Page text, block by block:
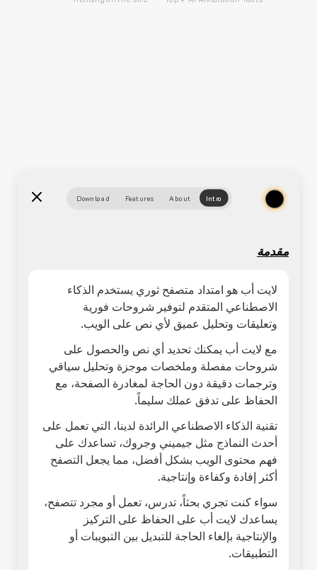
Intro
About
Features
Download
مقدمة
لايت أب هو امتداد متصفح ثوري يستخدم الذكاء
الاصطناعي المتقدم لتوفير شروحات فورية
وتعليقات وتحليل عميق لأي نص على الويب.
مع لايت أب يمكنك تحديد أي نص والحصول على
شروحات مفصلة وملخصات موجزة وتحليل سياقي
وترجمات دقيقة دون الحاجة لمغادرة الصفحة، مع
الحفاظ على تدفق عملك سليماً.
تقنية الذكاء الاصطناعي الرائدة لدينا، التي تعمل على
أحدث النماذج مثل جيميني وجروك، تساعدك على
فهم محتوى الويب بشكل أفضل، مما يجعل التصفح
أكثر إفادة وكفاءة وإنتاجية.
سواء كنت تجري بحثاً، تدرس، تعمل أو مجرد تتصفح،
يساعدك لايت أب على الحفاظ على التركيز
والإنتاجية بإلغاء الحاجة للتبديل بين التبويبات أو
التطبيقات.